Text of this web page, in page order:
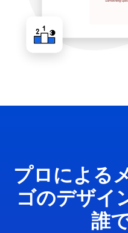
プロによる
ゴのデザイ
誰